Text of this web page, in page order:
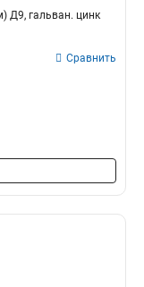
Д9, гальван. цинк
Сравнить